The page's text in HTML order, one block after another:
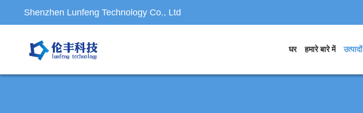
Shenzhen Lunfeng Technology Co., Ltd
घर हमारे बारे में उत्पादों